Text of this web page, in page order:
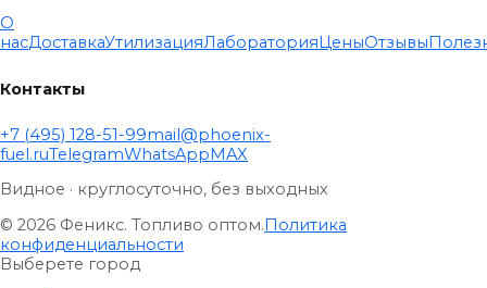
О
насДоставкаУтилизацияЛабораторияЦеныОтзывы
Контакты
+7 (495) 128-51-99mail@phoenix-
fuel.ruTelegramWhatsAppMAX
Видное · круглосуточно, без выходных
© 2026 Феникс. Топливо оптом.Политика
конфиденциальности
Выберете город